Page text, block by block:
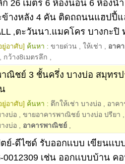
ก 26 เมตร 6 ห้องนอน 6 ห้องน้
างหลัง 4 คัน ติดถถนนแฮปปี้แ
,ตะวันนา.แมคโคร บางกะปิ
อาศับ] ค้นหา : ขายด่วน ให้เช่า
อาค
กว้าง8เมตรลึก
ณิชย์ 3 ชั้นครึ่ง บางบ่อ สมุทรป
อาศับ] ค้นหา : ตึกให้เช่า บางบ่อ
อาค
งบ่อ
ขายอาคารพาณิชย์ บางบ่อ ปรียา
งบ่อ
อาคารพาณิชย์
ย์-ดีไซด์ รับออกเเบบ เขียนเเ
0012309 เช่น ออกเเบบบ้าน ค